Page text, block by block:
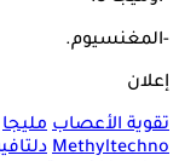
-المغنسيوم.
إعلان
تقوية الأعصاب مليجا
Methyltechno